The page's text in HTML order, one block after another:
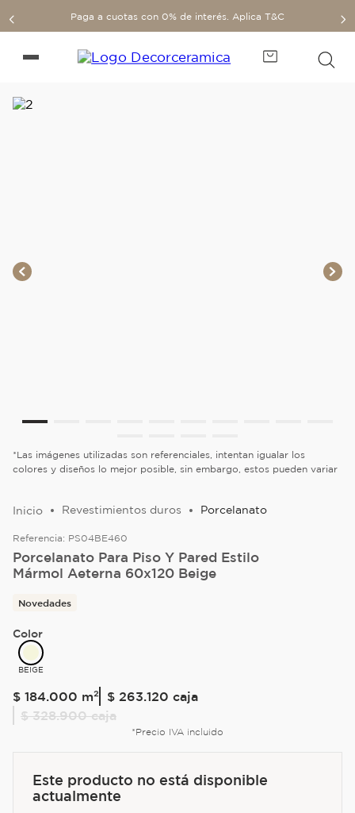
Paga a cuotas con 0% de interés. Aplica T&C
*Las imágenes utilizadas son referenciales, intentan igualar los
colores y diseños lo mejor posible, sin embargo, estos pueden variar
Revestimientos duros Porcelanato
Referencia: PS04BE460
Porcelanato Para Piso Y Pared Estilo
Mármol Aeterna 60x120 Beige
Novedades
Color
BEIGE
$ 184.000 m² $ 263.120 caja
$ 328.900caja
*Precio IVA incluido
Este producto no está disponible
actualmente